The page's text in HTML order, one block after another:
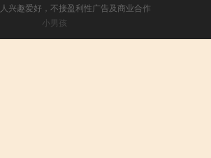
兴趣爱好，不接盈利性广告及商业合作
小男孩